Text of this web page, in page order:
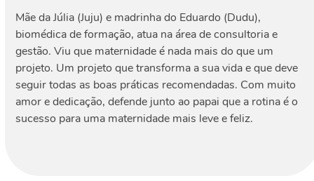
Mãe da Júlia (Juju) e madrinha do Eduardo (Dudu),
biomédica de formação, atua na área de consultoria e
gestão. Viu que maternidade é nada mais do que um
projeto. Um projeto que transforma a sua vida e que deve
seguir todas as boas práticas recomendadas. Com muito
amor e dedicação, defende junto ao papai que a rotina é o
sucesso para uma maternidade mais leve e feliz.